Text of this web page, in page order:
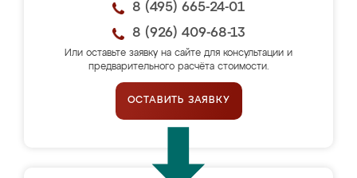
8 (495) 665-24-01
8 (926) 409-68-13
Или оставьте заявку на сайте для консультации и
предварительного расчёта стоимости.
ОСТАВИТЬ ЗАЯВКУ